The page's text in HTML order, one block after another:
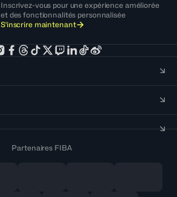
Inscrivez-vous pour une expérience améliorée
et des fonctionnalités personnalisée
S'inscrire maintenant
Partenaires FIBA